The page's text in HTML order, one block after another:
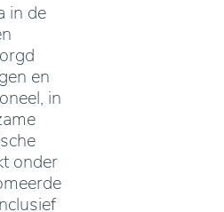
in de
en
in
onder